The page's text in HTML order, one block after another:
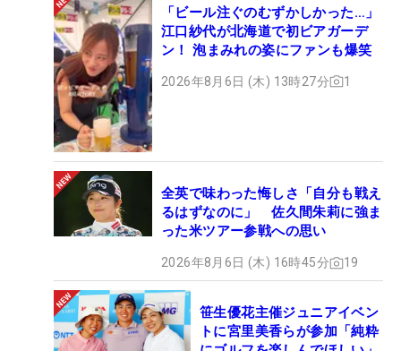
「ビール注ぐのむずかしかった…」
江口紗代が北海道で初ビアガーデ
ン！ 泡まみれの姿にファンも爆笑
2026年8月6日 (木) 13時27分 1
全英で味わった悔しさ「自分も戦え
るはずなのに」 佐久間朱莉に強ま
った米ツアー参戦への思い
2026年8月6日 (木) 16時45分 19
笹生優花主催ジュニアイベン
トに宮里美香らが参加「純粋